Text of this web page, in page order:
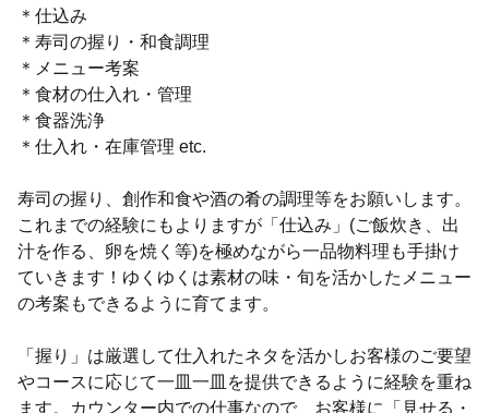
＊仕込み
＊寿司の握り・和食調理
＊メニュー考案
＊食材の仕入れ・管理
＊食器洗浄
＊仕入れ・在庫管理 etc.
寿司の握り、創作和食や酒の肴の調理等をお願いします。
これまでの経験にもよりますが「仕込み」(ご飯炊き、出
汁を作る、卵を焼く等)を極めながら一品物料理も手掛け
ていきます！ゆくゆくは素材の味・旬を活かしたメニュー
の考案もできるように育てます。
「握り」は厳選して仕入れたネタを活かしお客様のご要望
やコースに応じて一皿一皿を提供できるように経験を重ね
ます。カウンター内での仕事なので、お客様に「見せる・